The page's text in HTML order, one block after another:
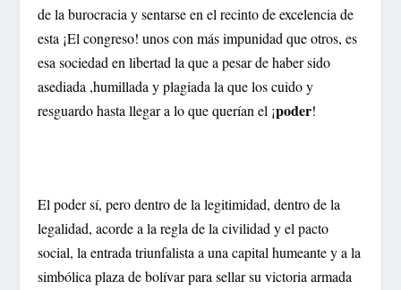
de la burocracia y sentarse en el recinto de excelencia de
esta ¡El congreso! unos con más impunidad que otros, es
esa sociedad en libertad la que a pesar de haber sido
asediada ,humillada y plagiada la que los cuido y
resguardo hasta llegar a lo que querían el ¡poder!
El poder sí, pero dentro de la legitimidad, dentro de la
legalidad, acorde a la regla de la civilidad y el pacto
social, la entrada triunfalista a una capital humeante y a la
simbólica plaza de bolívar para sellar su victoria armada